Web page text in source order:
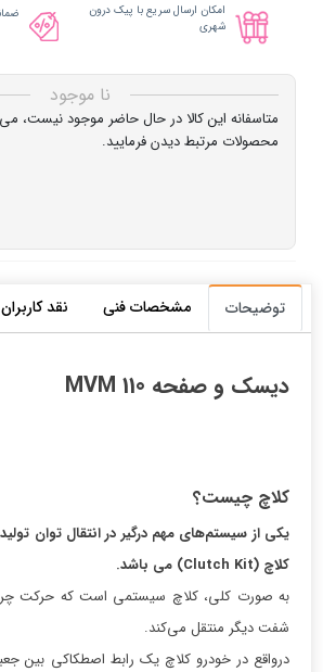
امکان ارسال سریع با پیک درون
شهری
نا موجود
متاسفانه این کالا در حال حاضر موجود نیست،
محصولات مرتبط دیدن فرمایید.
توضیحات مشخصات فنی نقد کاربران
دیسک و صفحه MVM 110
کلاچ چیست؟
یکی از سیستم‌های مهم درگیر در انتقال توان
کلاچ (Clutch Kit)
می باشد.
به صورت کلی، کلاچ سیستمی است که حرکت
شفت دیگر منتقل می‌کند.
درواقع در خودرو کلاچ یک رابط اصطکاکی بین